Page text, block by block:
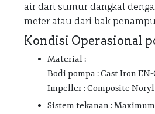
air dari sumur dangkal
meter atau dari bak
Kondisi Operasional
Material :
Bodi pompa : Cast Iron
Impeller : Composite Noryl
Sistem tekanan :